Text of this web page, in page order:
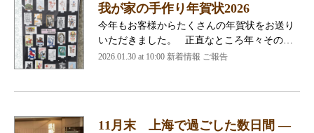
我が家の手作り年賀状2026
今年もお客様からたくさんの年賀状をお送り
いただきました。 正直なところ年々その…
2026.01.30 at 10:00 新着情報 ご報告
11月末 上海で過ごした数日間 ―